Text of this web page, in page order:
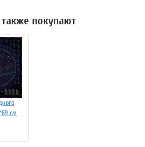
покупают
см